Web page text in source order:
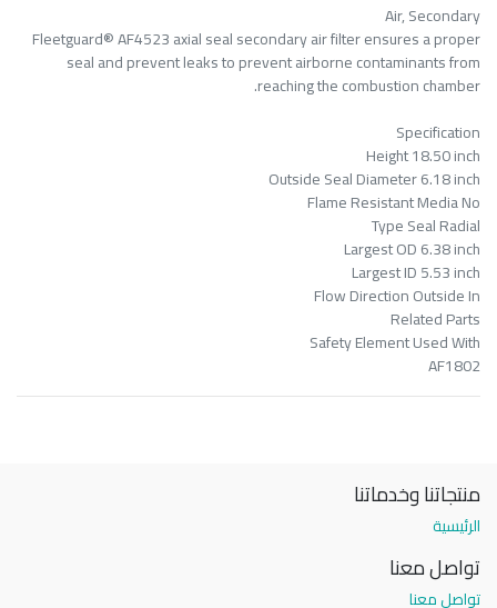
Air, Secondary
​Fleetguard® AF4523 axial seal secondary air filter ensures a proper
seal and prevent leaks to prevent airborne contaminants from
reaching the combustion chamber.
Specification
Height 18.50 inch
Outside Seal Diameter 6.18 inch
Flame Resistant Media No
Type Seal Radial
Largest OD 6.38 inch
Largest ID 5.53 inch
Flow Direction Outside In
Related Parts
Safety Element Used With
AF1802
منتجاتنا وخدماتنا
الرئيسية
تواصل معنا
تواصل معنا